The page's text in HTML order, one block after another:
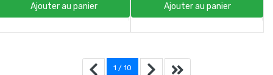
Ajouter au panier Ajouter au panier
1 / 10